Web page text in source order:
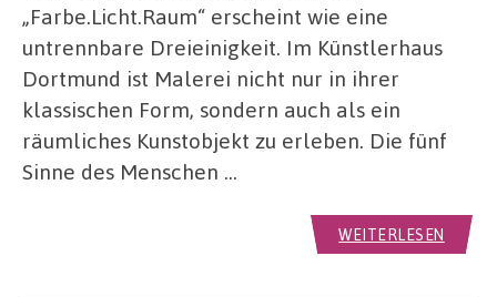
„Farbe.Licht.Raum“ erscheint wie eine
untrennbare Dreieinigkeit. Im Künstlerhaus
Dortmund ist Malerei nicht nur in ihrer
klassischen Form, sondern auch als ein
räumliches Kunstobjekt zu erleben. Die fünf
Sinne des Menschen …
WEITERLESEN